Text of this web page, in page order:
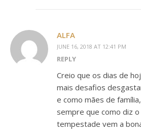
ALFA
JUNE 16, 2018 AT 12:41 PM
REPLY
Creio que os dias de
mais desafios
e como mães de
sempre que como diz
tempestade vem a